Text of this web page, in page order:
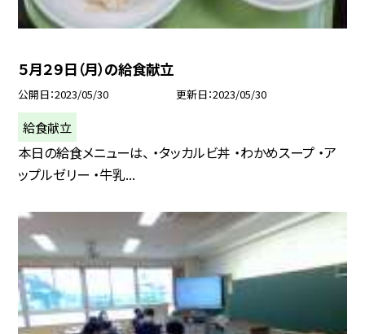
５月２９日（月）の給食献立
公開日 2023/05/30 更新日 2023/05/30
給食献立
本日の給食メニューは、 ・タッカルビ丼 ・わかめスープ ・ア
ップルゼリー ・牛乳...